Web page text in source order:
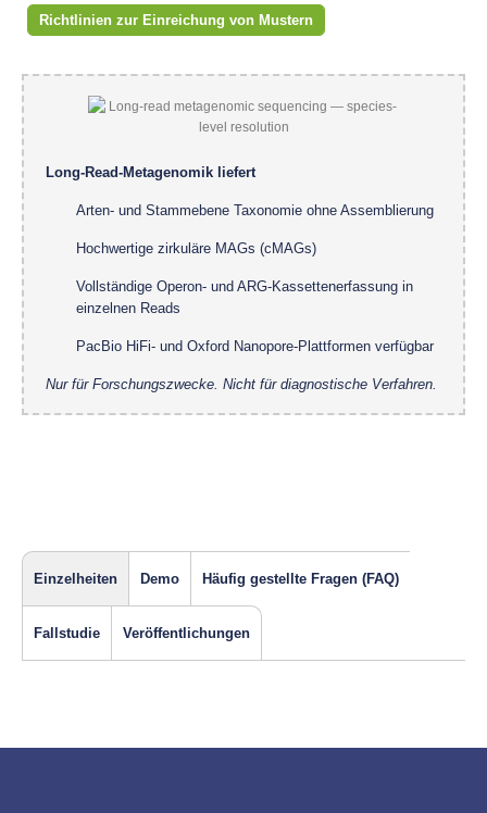
Richtlinien zur Einreichung von Mustern
Long-Read-Metagenomik liefert
Arten- und Stammebene Taxonomie ohne Assemblierung
Hochwertige zirkuläre MAGs (cMAGs)
Vollständige Operon- und ARG-Kassettenerfassung in
einzelnen Reads
PacBio HiFi- und Oxford Nanopore-Plattformen verfügbar
Nur für Forschungszwecke. Nicht für diagnostische Verfahren.
Einzelheiten Demo Häufig gestellte Fragen (FAQ)
Fallstudie Veröffentlichungen